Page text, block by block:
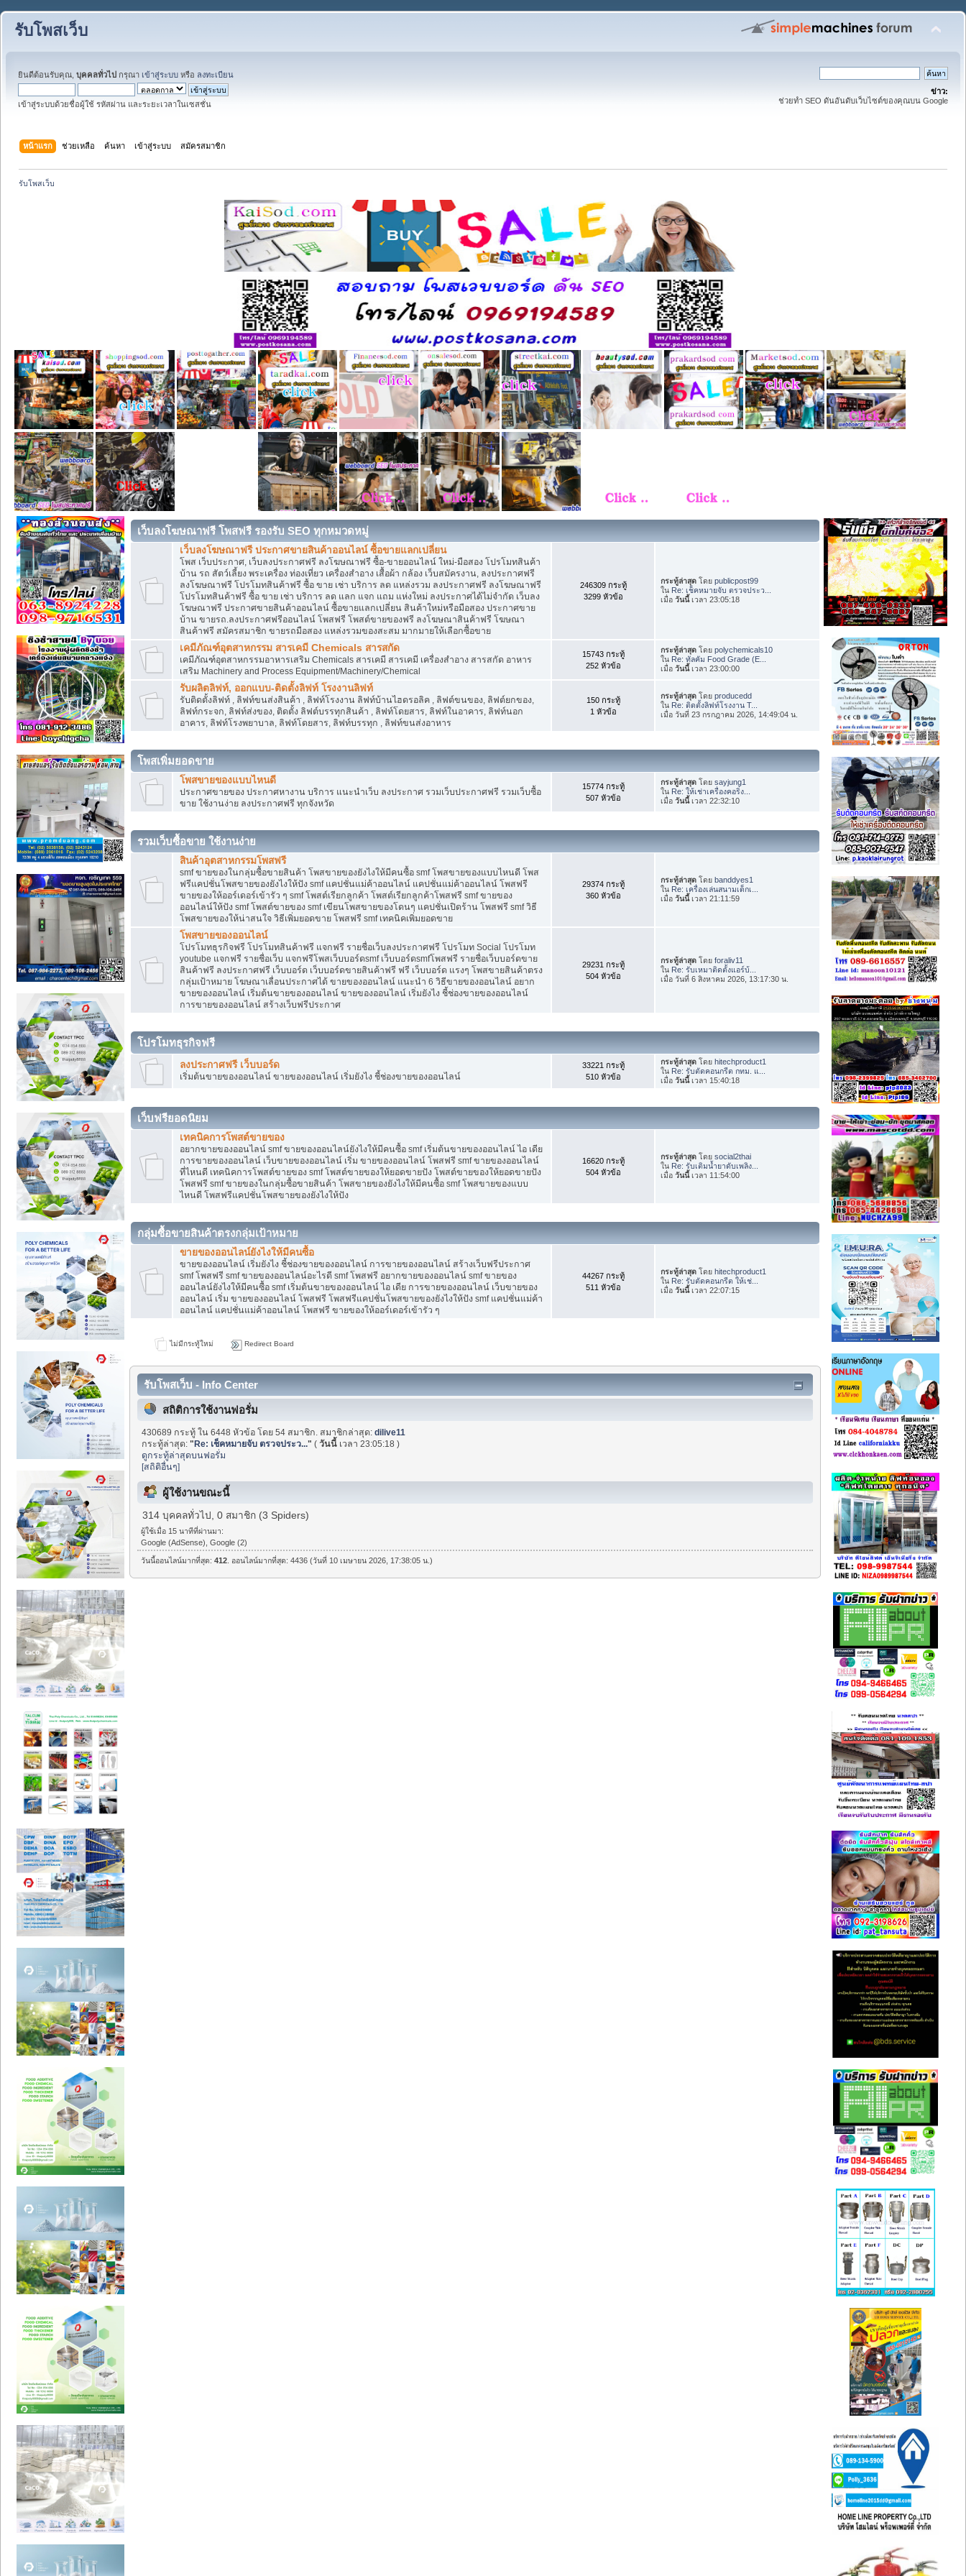
รับโพสเว็บ
ยินดีต้อนรับคุณ, บุคคลทั่วไป กรุณา เข้าสู่ระบบ หรือ ลงทะเบียน
เข้าสู่ระบบด้วยชื่อผู้ใช้ รหัสผ่าน และระยะเวลาในเซสชั่น
ข่าว:
ช่วยทำ SEO ดันอันดับเว็บไซต์ของคุณบน Google
หน้าแรก ช่วยเหลือ ค้นหา เข้าสู่ระบบ สมัครสมาชิก
รับโพสเว็บ
เว็บลงโฆษณาฟรี โพสฟรี รองรับ SEO ทุกหมวดหมู่
เว็บลงโฆษณาฟรี ประกาศขายสินค้าออนไลน์ ซื้อขายแลกเปลี่ยน
โพส เว็บประกาศ, เว็บลงประกาศฟรี ลงโฆษณาฟรี ซื้อ-ขายออนไลน์ ใหม่-มือสอง โปรโมทสินค้า
บ้าน รถ สัตว์เลี้ยง พระเครื่อง ท่องเที่ยว เครื่องสำอาง เสื้อผ้า กล้อง เว็บสมัครงาน, ลงประกาศฟรี
ลงโฆษณาฟรี โปรโมทสินค้าฟรี ซื้อ ขาย เช่า บริการ ลด แหล่งรวม ลงประกาศฟรี ลงโฆษณาฟรี
โปรโมทสินค้าฟรี ซื้อ ขาย เช่า บริการ ลด แลก แจก แถม แห่งใหม่ ลงประกาศได้ไม่จำกัด เว็บลง
โฆษณาฟรี ประกาศขายสินค้าออนไลน์ ซื้อขายแลกเปลี่ยน สินค้าใหม่หรือมือสอง ประกาศขาย
บ้าน ขายรถ.ลงประกาศฟรีออนไลน์ โพสฟรี โพสต์ขายของฟรี ลงโฆษณาสินค้าฟรี โฆษณา
สินค้าฟรี สมัครสมาชิก ขายรถมือสอง แหล่งรวมของสะสม มากมายให้เลือกซื้อขาย
246309 กระทู้
3299 หัวข้อ
กระทู้ล่าสุด โดยpublicpost99
ใน Re: เช็คหมายจับ ตรวจประว...
เมื่อวันนี้เวลา 23:05:18
เคมีภัณฑ์อุตสาหกรรม สารเคมี Chemicals สารสกัด
เคมีภัณฑ์อุตสาหกรรมอาหารเสริม Chemicals สารเคมี สารเคมี เครื่องสำอาง สารสกัด อาหาร
เสริม Machinery and Process Equipment/Machinery/Chemical
15743 กระทู้
252 หัวข้อ
กระทู้ล่าสุด โดยpolychemicals10
ใน Re: ทัลคัม Food Grade (E...
เมื่อวันนี้เวลา 23:00:00
รับผลิตลิฟท์, ออกแบบ-ติดตั้งลิฟท์ โรงงานลิฟท์
รับติดตั้งลิฟท์ , ลิฟท์ขนส่งสินค้า , ลิฟท์โรงงาน ลิฟท์บ้านไฮดรอลิค , ลิฟต์ขนของ, ลิฟต์ยกของ,
ลิฟท์กระจก, ลิฟท์ส่งของ, ติดตั้ง ลิฟต์บรรทุกสินค้า , ลิฟท์โดยสาร, ลิฟท์ในอาคาร, ลิฟท์นอก
อาคาร, ลิฟท์โรงพยาบาล, ลิฟท์โดยสาร, ลิฟท์บรรทุก , ลิฟท์ขนส่งอาหาร
150 กระทู้
1 หัวข้อ
กระทู้ล่าสุด โดยproducedd
ใน Re: ติดตั้งลิฟท์โรงงาน T...
เมื่อ วันที่ 23 กรกฎาคม 2026, 14:49:04 น.
โพสเพิ่มยอดขาย
โพสขายของแบบไหนดี
ประกาศขายของ ประกาศหางาน บริการ แนะนำเว็บ ลงประกาศ รวมเว็บประกาศฟรี รวมเว็บซื้อ
ขาย ใช้งานง่าย ลงประกาศฟรี ทุกจังหวัด
15774 กระทู้
507 หัวข้อ
กระทู้ล่าสุด โดยsayjung1
ใน Re: ให้เช่าเครื่องคอริ่ง...
เมื่อวันนี้เวลา 22:32:10
รวมเว็บซื้อขาย ใช้งานง่าย
สินค้าอุตสาหกรรมโพสฟรี
smf ขายของในกลุ่มซื้อขายสินค้า โพสขายของยังไงให้มีคนซื้อ smf โพสขายของแบบไหนดี โพส
ฟรีแคปชั่นโพสขายของยังไงให้ปัง smf แคปชั่นแม่ค้าออนไลน์ แคปชั่นแม่ค้าออนไลน์ โพสฟรี
ขายของให้ออร์เดอร์เข้ารัว ๆ smf โพสต์เรียกลูกค้า โพสต์เรียกลูกค้าโพสฟรี smf ขายของ
ออนไลน์ให้ปัง smf โพสต์ขายของ smf เขียนโพสขายของโดนๆ แคปชั่นเปิดร้าน โพสฟรี smf วิธี
โพสขายของให้น่าสนใจ วิธีเพิ่มยอดขาย โพสฟรี smf เทคนิคเพิ่มยอดขาย
29374 กระทู้
360 หัวข้อ
กระทู้ล่าสุด โดยbanddyes1
ใน Re: เครื่องเล่นสนามเด็กเ...
เมื่อวันนี้เวลา 21:11:59
โพสขายของออนไลน์
โปรโมทธุรกิจฟรี โปรโมทสินค้าฟรี แจกฟรี รายชื่อเว็บลงประกาศฟรี โปรโมท Social โปรโมท
youtube แจกฟรี รายชื่อเว็บ แจกฟรีโพสเว็บบอร์ดsmf เว็บบอร์ดsmfโพสฟรี รายชื่อเว็บบอร์ดขาย
สินค้าฟรี ลงประกาศฟรี เว็บบอร์ด เว็บบอร์ดขายสินค้าฟรี ฟรี เว็บบอร์ด แรงๆ โพสขายสินค้าตรง
กลุ่มเป้าหมาย โฆษณาเลื่อนประกาศได้ ขายของออนไลน์ แนะนำ 6 วิธีขายของออนไลน์ อยาก
ขายของออนไลน์ เริ่มต้นขายของออนไลน์ ขายของออนไลน์ เริ่มยังไง ชี้ช่องขายของออนไลน์
การขายของออนไลน์ สร้างเว็บฟรีประกาศ
29231 กระทู้
504 หัวข้อ
กระทู้ล่าสุด โดยforaliv11
ใน Re: รับเหมาติดตั้งแอร์บ้...
เมื่อ วันที่ 6 สิงหาคม 2026, 13:17:30 น.
โปรโมทธุรกิจฟรี
ลงประกาศฟรี เว็บบอร์ด
เริ่มต้นขายของออนไลน์ ขายของออนไลน์ เริ่มยังไง ชี้ช่องขายของออนไลน์
33221 กระทู้
510 หัวข้อ
กระทู้ล่าสุด โดยhitechproduct1
ใน Re: รับตัดคอนกรีต กทม. แ...
เมื่อวันนี้เวลา 15:40:18
เว็บฟรียอดนิยม
เทคนิคการโพสต์ขายของ
อยากขายของออนไลน์ smf ขายของออนไลน์ยังไงให้มีคนซื้อ smf เริ่มต้นขายของออนไลน์ ไอ เดีย
การขายของออนไลน์ เว็บขายของออนไลน์ เริ่ม ขายของออนไลน์ โพสฟรี smf ขายของออนไลน์
ที่ไหนดี เทคนิคการโพสต์ขายของ smf โพสต์ขายของให้ยอดขายปัง โพสต์ขายของให้ยอดขายปัง
โพสฟรี smf ขายของในกลุ่มซื้อขายสินค้า โพสขายของยังไงให้มีคนซื้อ smf โพสขายของแบบ
ไหนดี โพสฟรีแคปชั่นโพสขายของยังไงให้ปัง
16620 กระทู้
504 หัวข้อ
กระทู้ล่าสุด โดยsocial2thai
ใน Re: รับเติมน้ำยาดับเพลิง...
เมื่อวันนี้เวลา 11:54:00
กลุ่มซื้อขายสินค้าตรงกลุ่มเป้าหมาย
ขายของออนไลน์ยังไงให้มีคนซื้อ
ขายของออนไลน์ เริ่มยังไง ชี้ช่องขายของออนไลน์ การขายของออนไลน์ สร้างเว็บฟรีประกาศ
smf โพสฟรี smf ขายของออนไลน์อะไรดี smf โพสฟรี อยากขายของออนไลน์ smf ขายของ
ออนไลน์ยังไงให้มีคนซื้อ smf เริ่มต้นขายของออนไลน์ ไอ เดีย การขายของออนไลน์ เว็บขายของ
ออนไลน์ เริ่ม ขายของออนไลน์ โพสฟรี โพสฟรีแคปชั่นโพสขายของยังไงให้ปัง smf แคปชั่นแม่ค้า
ออนไลน์ แคปชั่นแม่ค้าออนไลน์ โพสฟรี ขายของให้ออร์เดอร์เข้ารัว ๆ
44267 กระทู้
511 หัวข้อ
กระทู้ล่าสุด โดยhitechproduct1
ใน Re: รับตัดคอนกรีต ให้เช่...
เมื่อวันนี้เวลา 22:07:15
ไม่มีกระทู้ใหม่ Redirect Board
รับโพสเว็บ - Info Center
สถิติการใช้งานฟอรั่ม
430689 กระทู้ ใน 6448 หัวข้อ โดย 54 สมาชิก. สมาชิกล่าสุด:dilive11
กระทู้ล่าสุด:"Re: เช็คหมายจับ ตรวจประว..." (วันนี้ เวลา 23:05:18 )
ดูกระทู้ล่าสุดบนฟอรั่ม
[สถิติอื่นๆ]
ผู้ใช้งานขณะนี้
314 บุคคลทั่วไป, 0 สมาชิก (3 Spiders)
ผู้ใช้เมื่อ 15 นาทีที่ผ่านมา:
Google (AdSense), Google (2)
วันนี้ออนไลน์มากที่สุด:412 . ออนไลน์มากที่สุด: 4436 (วันที่ 10 เมษายน 2026, 17:38:05 น.)